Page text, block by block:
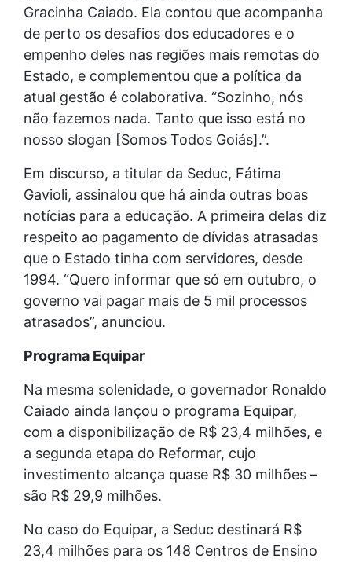
Gracinha Caiado. Ela contou que acompanha
de perto os desafios dos educadores e o
empenho deles nas regiões mais remotas do
Estado, e complementou que a política da
atual gestão é colaborativa. “Sozinho, nós
não fazemos nada. Tanto que isso está no
nosso slogan [Somos Todos Goiás].”.
Em discurso, a titular da Seduc, Fátima
Gavioli, assinalou que há ainda outras boas
notícias para a educação. A primeira delas diz
respeito ao pagamento de dívidas atrasadas
que o Estado tinha com servidores, desde
1994. “Quero informar que só em outubro, o
governo vai pagar mais de 5 mil processos
atrasados”, anunciou.
Programa Equipar
Na mesma solenidade, o governador Ronaldo
Caiado ainda lançou o programa Equipar,
com a disponibilização de R$ 23,4 milhões, e
a segunda etapa do Reformar, cujo
investimento alcança quase R$ 30 milhões –
são R$ 29,9 milhões.
No caso do Equipar, a Seduc destinará R$
23,4 milhões para os 148 Centros de Ensino